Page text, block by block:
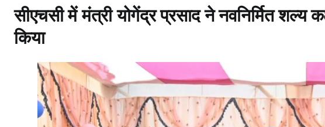
सीएचसी में मंत्री योगेंद्र प्रसाद ने नवनिर्मित शल्य
किया